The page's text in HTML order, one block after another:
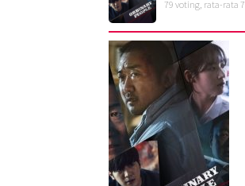
79 voting, rata-rata